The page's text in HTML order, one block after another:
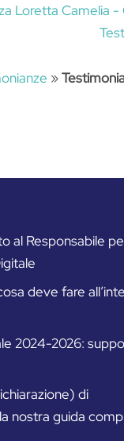
Loretta Camelia
»
al Responsabile
deve fare
2024-2026:
di
nostra guida